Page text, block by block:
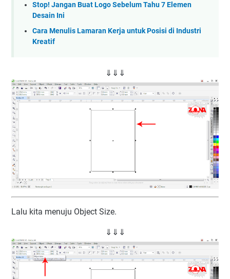
Stop! Jangan Buat Logo Sebelum Tahu 7 Elemen
Desain Ini
Cara Menulis Lamaran Kerja untuk Posisi di Industri
Kreatif
⇓⇓⇓
Lalu kita menuju Object Size.
⇓⇓⇓